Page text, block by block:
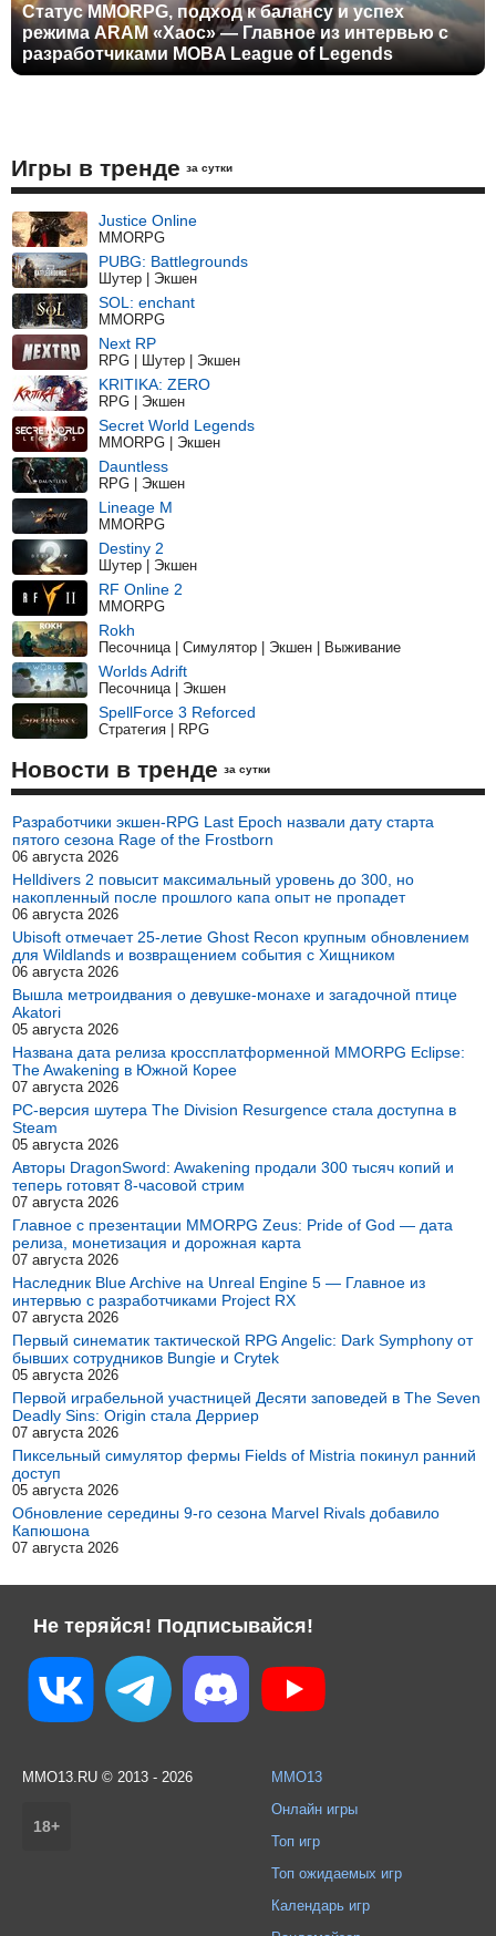
Статус MMORPG, подход к балансу и успех
режима ARAM «Хаос» — Главное из интервью с
разработчиками MOBA League of Legends
Игры в тренде за сутки
Justice Online
MMORPG
PUBG: Battlegrounds
Шутер | Экшен
SOL: enchant
MMORPG
Next RP
RPG | Шутер | Экшен
KRITIKA: ZERO
RPG | Экшен
Secret World Legends
MMORPG | Экшен
Dauntless
RPG | Экшен
Lineage M
MMORPG
Destiny 2
Шутер | Экшен
RF Online 2
MMORPG
Rokh
Песочница | Симулятор | Экшен | Выживание
Worlds Adrift
Песочница | Экшен
SpellForce 3 Reforced
Стратегия | RPG
Новости в тренде за сутки
Разработчики экшен-RPG Last Epoch назвали дату старта
пятого сезона Rage of the Frostborn
06 августа 2026
Helldivers 2 повысит максимальный уровень до 300, но
накопленный после прошлого капа опыт не пропадет
06 августа 2026
Ubisoft отмечает 25-летие Ghost Recon крупным обновлением
для Wildlands и возвращением события с Хищником
06 августа 2026
Вышла метроидвания о девушке-монахе и загадочной птице
Akatori
05 августа 2026
Названа дата релиза кроссплатформенной MMORPG Eclipse:
The Awakening в Южной Корее
07 августа 2026
PC-версия шутера The Division Resurgence стала доступна в
Steam
05 августа 2026
Авторы DragonSword: Awakening продали 300 тысяч копий и
теперь готовят 8-часовой стрим
07 августа 2026
Главное с презентации MMORPG Zeus: Pride of God — дата
релиза, монетизация и дорожная карта
07 августа 2026
Наследник Blue Archive на Unreal Engine 5 — Главное из
интервью с разработчиками Project RX
07 августа 2026
Первый синематик тактической RPG Angelic: Dark Symphony от
бывших сотрудников Bungie и Crytek
05 августа 2026
Первой играбельной участницей Десяти заповедей в The Seven
Deadly Sins: Origin стала Дерриер
07 августа 2026
Пиксельный симулятор фермы Fields of Mistria покинул ранний
доступ
05 августа 2026
Обновление середины 9-го сезона Marvel Rivals добавило
Капюшона
07 августа 2026
Не теряйся! Подписывайся!
MMO13.RU © 2013 - 2026
18+
MMO13
Онлайн игры
Топ игр
Топ ожидаемых игр
Календарь игр